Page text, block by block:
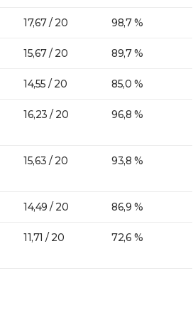
17,67 / 20 98,7 %
15,67 / 20 89,7 %
14,55 / 20 85,0 %
16,23 / 20 96,8 %
15,63 / 20 93,8 %
14,49 / 20 86,9 %
11,71 / 20 72,6 %